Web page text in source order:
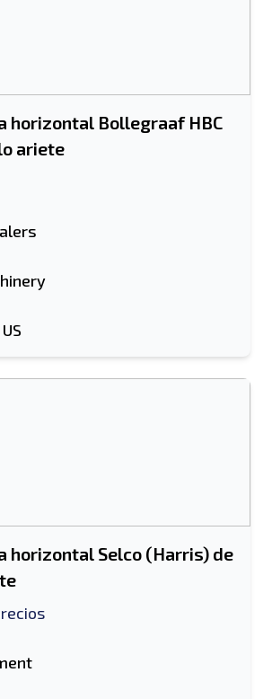
horizontal Bollegraaf HBC
ariete
horizontal Selco (Harris) de